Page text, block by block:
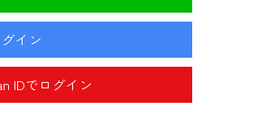
イン
IDでログイン